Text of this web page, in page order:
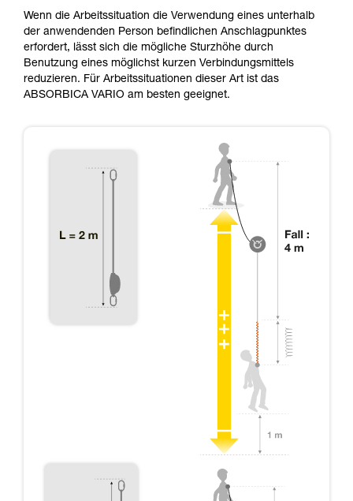
Wenn die Arbeitssituation die Verwendung eines unterhalb
der anwendenden Person befindlichen Anschlagpunktes
erfordert, lässt sich die mögliche Sturzhöhe durch
Benutzung eines möglichst kurzen Verbindungsmittels
reduzieren. Für Arbeitssituationen dieser Art ist das
ABSORBICA VARIO am besten geeignet.